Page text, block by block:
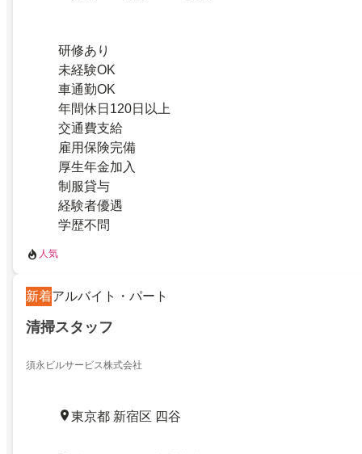
研修あり
未経験OK
車通勤OK
年間休日120日以上
交通費支給
雇用保険完備
厚生年金加入
制服貸与
経験者優遇
学歴不問
人気
新着アルバイト・パート
清掃スタッフ
須永ビルサービス株式会社
東京都 新宿区 四谷